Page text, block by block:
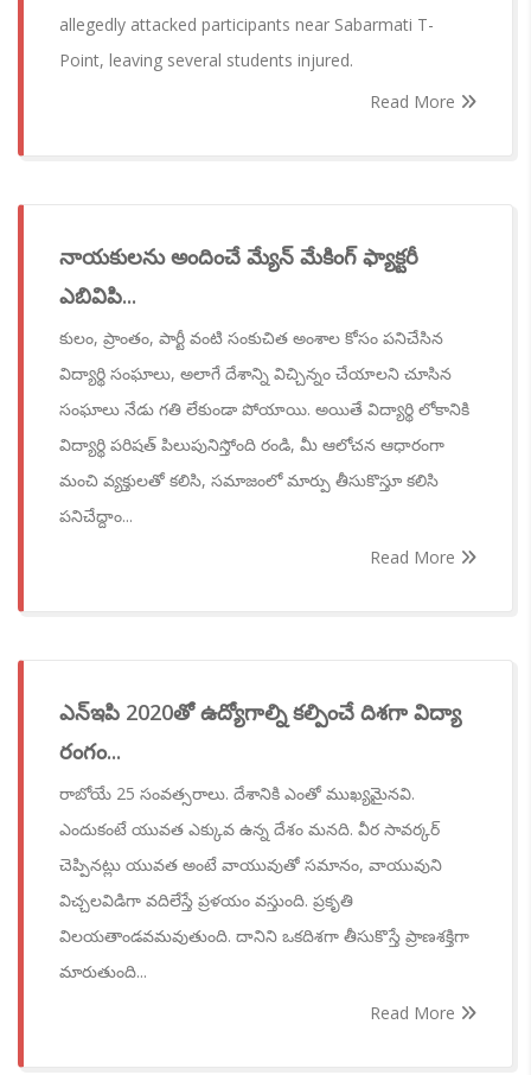
allegedly attacked participants near Sabarmati T-
Point, leaving several students injured.
Read More
నాయకులను అందించే మ్యేన్ మేకింగ్ ఫ్యాక్టరీ
ఎబివిపి...
కులం, ప్రాంతం, పార్టీ వంటి సంకుచిత అంశాల కోసం పనిచేసిన
విద్యార్థి సంఘాలు, అలాగే దేశాన్ని విచ్చిన్నం చేయాలని చూసిన
సంఘాలు నేడు గతి లేకుండా పోయాయి. అయితే విద్యార్థి లోకానికి
విద్యార్థి పరిషత్ పిలుపునిస్తోంది రండి, మీ ఆలోచన ఆధారంగా
మంచి వ్యక్తులతో కలిసి, సమాజంలో మార్పు తీసుకొస్తూ కలిసి
పనిచేద్దాం...
Read More
ఎన్ఇపి 2020తో ఉద్యోగాల్ని కల్పించే దిశగా విద్యా
రంగం...
రాబోయే 25 సంవత్సరాలు. దేశానికి ఎంతో ముఖ్యమైనవి.
ఎందుకంటే యువత ఎక్కువ ఉన్న దేశం మనది. వీర సావర్కర్
చెప్పినట్లు యువత అంటే వాయువుతో సమానం, వాయువుని
విచ్చలవిడిగా వదిలేస్తే ప్రళయం వస్తుంది. ప్రకృతి
విలయతాండవమవుతుంది. దానిని ఒకదిశగా తీసుకొస్తే ప్రాణశక్తిగా
మారుతుంది...
Read More